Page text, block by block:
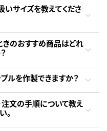
サイズを教えてくださ
のおすすめ商品はどれ
ルを作製できますか？
文の手順について教え
。